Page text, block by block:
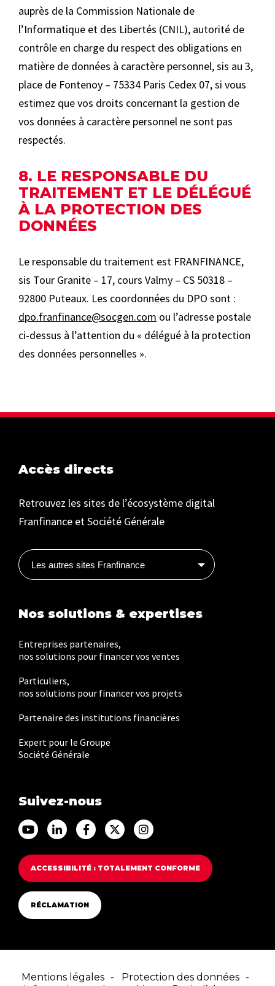
auprès de la Commission Nationale de
l’Informatique et des Libertés (CNIL), autorité de
contrôle en charge du respect des obligations en
matière de données à caractère personnel, sis au 3,
place de Fontenoy – 75334 Paris Cedex 07, si vous
estimez que vos droits concernant la gestion de
vos données à caractère personnel ne sont pas
respectés.
8. LE RESPONSABLE DU
TRAITEMENT ET LE DÉLÉGUÉ
À LA PROTECTION DES
DONNÉES
Le responsable du traitement est FRANFINANCE,
sis Tour Granite – 17, cours Valmy – CS 50318 –
92800 Puteaux. Les coordonnées du DPO sont :
dpo.franfinance@socgen.com ou l’adresse postale
ci-dessus à l’attention du « délégué à la protection
des données personnelles ».
Accès directs
Retrouvez les sites de l’écosystème digital
Franfinance et Société Générale
Les autres sites Franfinance
Nos solutions & expertises
Entreprises partenaires,
nos solutions pour financer vos ventes
Particuliers,
nos solutions pour financer vos projets
Partenaire des institutions financières
Expert pour le Groupe
Société Générale
Suivez-nous
Accéder au Youtube Franfinance
Accéder au Linkedin Franfinance
Accéder au Facebook Franfinance
Accéder au Twitter
Accéder au Instagram
ACCESSIBILITÉ : TOTALEMENT CONFORME
RÉCLAMATION
Mentions légales
Protection des données